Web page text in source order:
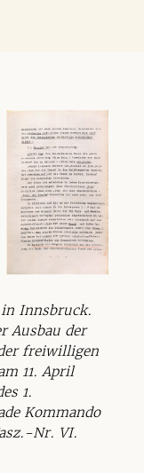
Innsbruck.
Ausbau der
freiwilligen
11. April
1.
Kommando
Nr. VI.